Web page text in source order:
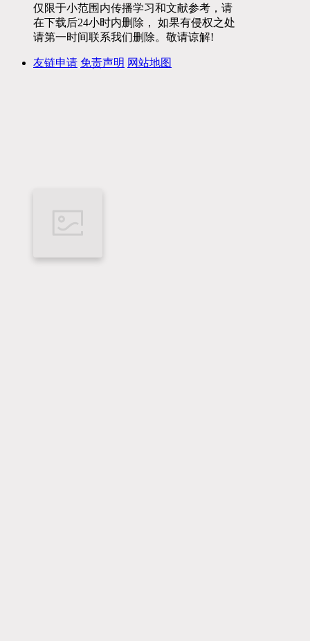
仅限于小范围内传播学习和文献参考，请
在下载后24小时内删除， 如果有侵权之处
请第一时间联系我们删除。敬请谅解!
友链申请 免责声明 网站地图